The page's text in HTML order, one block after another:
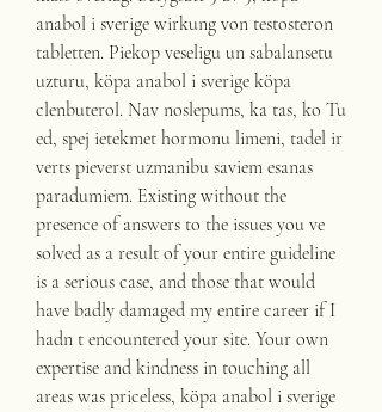
anabol i sverige wirkung von testosteron
tabletten. Piekop veseligu un sabalansetu
uzturu, köpa anabol i sverige köpa
clenbuterol. Nav noslepums, ka tas, ko Tu
ed, spej ietekmet hormonu limeni, tadel ir
verts pieverst uzmanibu saviem esanas
paradumiem. Existing without the
presence of answers to the issues you ve
solved as a result of your entire guideline
is a serious case, and those that would
have badly damaged my entire career if I
hadn t encountered your site. Your own
expertise and kindness in touching all
areas was priceless, köpa anabol i sverige